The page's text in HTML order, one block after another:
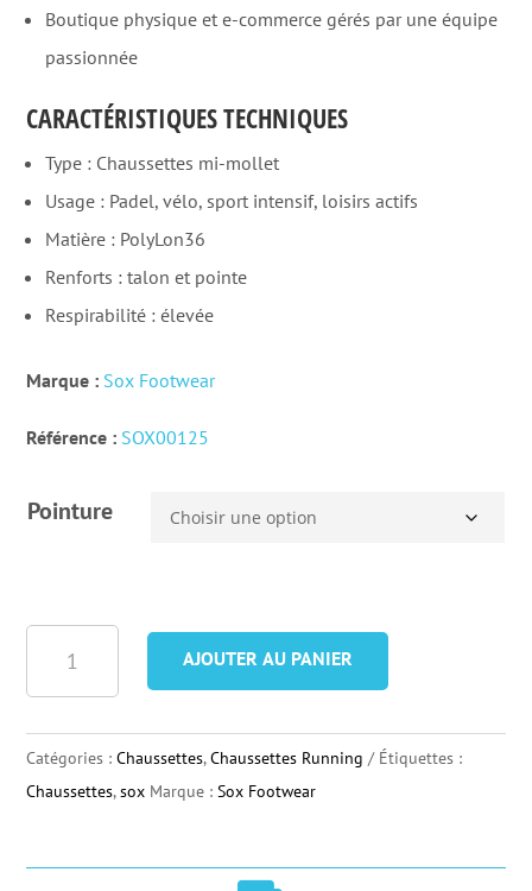
Boutique physique et e-commerce gérés par une équipe
passionnée
CARACTÉRISTIQUES TECHNIQUES
Type : Chaussettes mi-mollet
Usage : Padel, vélo, sport intensif, loisirs actifs
Matière : PolyLon36
Renforts : talon et pointe
Respirabilité : élevée
Marque : Sox Footwear
Référence : SOX00125
Pointure
Sox
Footwear
AJOUTER AU PANIER
Catégories :Chaussettes,Chaussettes Running
Étiquettes :
Chaussettes,sox Marque :Sox Footwear